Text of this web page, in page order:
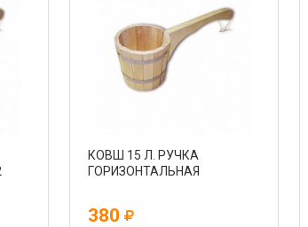
КОВШ 15 Л. РУЧКА
ГОРИЗОНТАЛЬНАЯ
380